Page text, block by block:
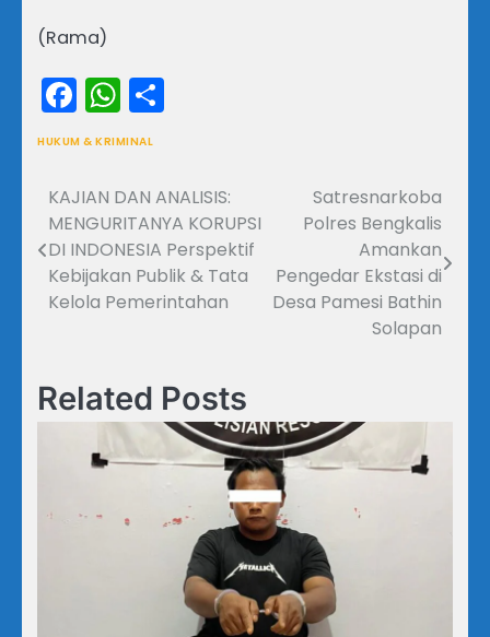
(Rama)
Facebook
WhatsApp
HUKUM & KRIMINAL
Navigasi
pos
KAJIAN DAN ANALISIS:
MENGURITANYA KORUPSI
DI INDONESIA Perspektif
Kebijakan Publik & Tata
Kelola Pemerintahan
Satresnarkoba
Polres Bengkalis
Amankan
Pengedar Ekstasi di
Desa Pamesi Bathin
Solapan
Related Posts